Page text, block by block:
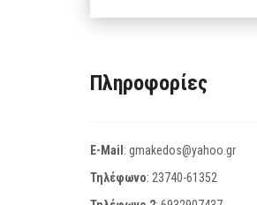
Πληροφορίες
E-Mail : gmakedos@yahoo.gr
Τηλέφωνο: 23740-61352